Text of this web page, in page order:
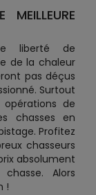
liberté de
de la chaleur
pas déçus
Surtout
de
chasses en
Profitez
chasseurs
absolument
Alors
!